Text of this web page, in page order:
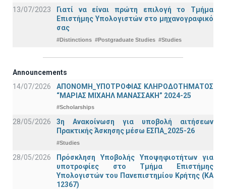
13/07/2023
Γιατί να είναι πρώτη επιλογή το Τμήμα
Επιστήμης Υπολογιστών στο μηχανογραφικό
σας
#Distinctions #Postgraduate Studies #Studies
Announcements
14/07/2026
ΑΠΟΝΟΜΗ_ΥΠΟΤΡΟΦΙΑΣ ΚΛΗΡΟΔΟΤΗΜΑΤΟΣ
“ΜΑΡΙΑΣ ΜΙΧΑΗΛ ΜΑΝΑΣΣΑΚΗ” 2024-25
#Scholarships
28/05/2026
3η Ανακοίνωση για υποβολή αιτήσεων
Πρακτικής Άσκησης μέσω ΕΣΠΑ_2025-26
#Studies
28/05/2026
Πρόσκληση Υποβολής Υποψηφιοτήτων για
υποτροφίες στο Τμήμα Επιστήμης
Υπολογιστών του Πανεπιστημίου Κρήτης (ΚΑ
12367)